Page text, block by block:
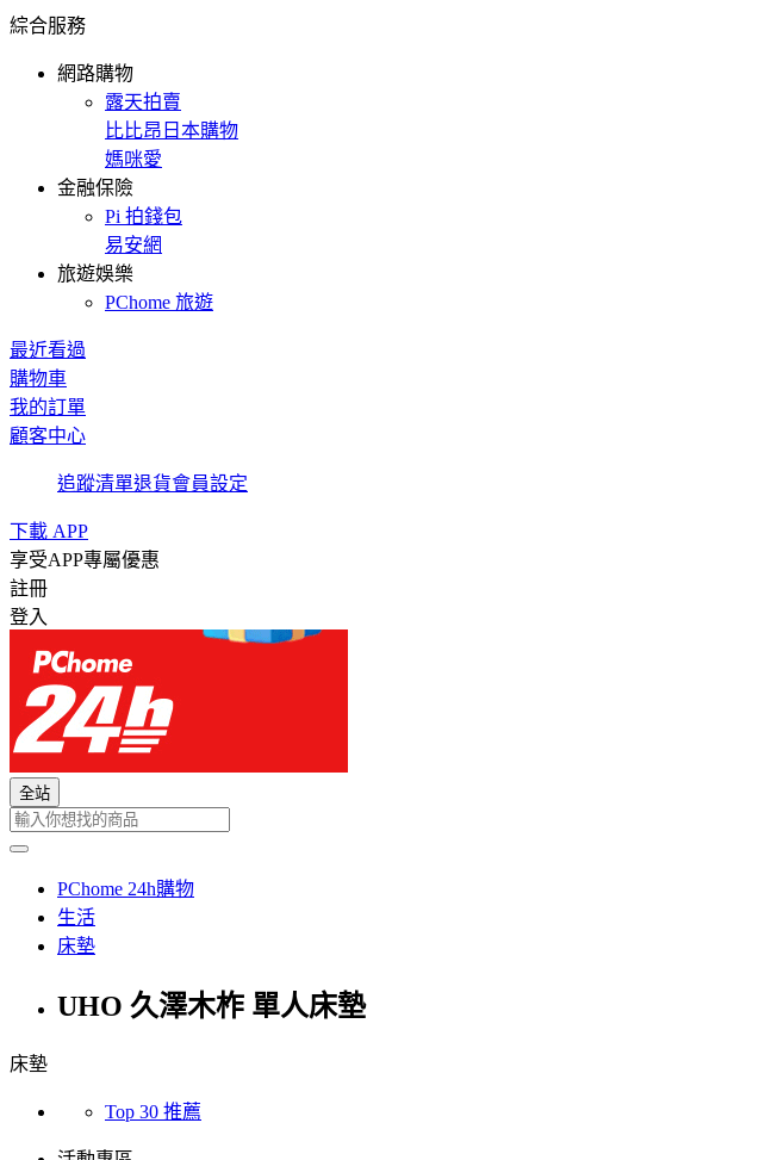
綜合服務
網路購物
露天拍賣
比比昂日本購物
媽咪愛
金融保險
Pi 拍錢包
易安網
旅遊娛樂
PChome 旅遊
最近看過
購物車
我的訂單
顧客中心
追蹤清單退貨會員設定
下載 APP
享受APP專屬優惠
註冊
登入
全站
PChome 24h購物
生活
床墊
UHO 久澤木柞 單人床墊
床墊
Top 30 推薦